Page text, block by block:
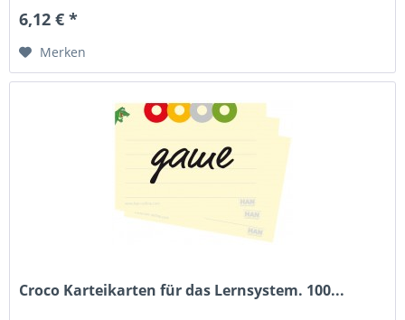
6,12 € *
Merken
Croco Karteikarten für das Lernsystem. 100...